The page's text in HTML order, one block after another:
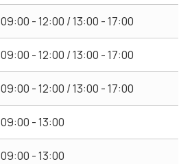
09:00 - 12:00 / 13:00 - 17:00
09:00 - 12:00 / 13:00 - 17:00
09:00 - 12:00 / 13:00 - 17:00
09:00 - 13:00
09:00 - 13:00